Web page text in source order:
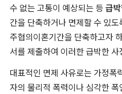
수 없는 고통이 예상되는 등 급
간을 단축하거나 면제할 수 있
주협의이혼기간을 단축하고자
서를 제출하여 이러한 급박한
대표적인 면제 사유로는 가정폭
자의 물리적 폭력이나 심각한